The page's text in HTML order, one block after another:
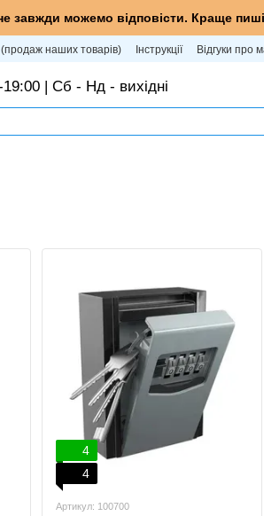
завжди можемо відповісти. Краще
наших товарів) Інструкції Відгуки про
| Сб - Нд - вихідні
4
4
Артикул: 100700